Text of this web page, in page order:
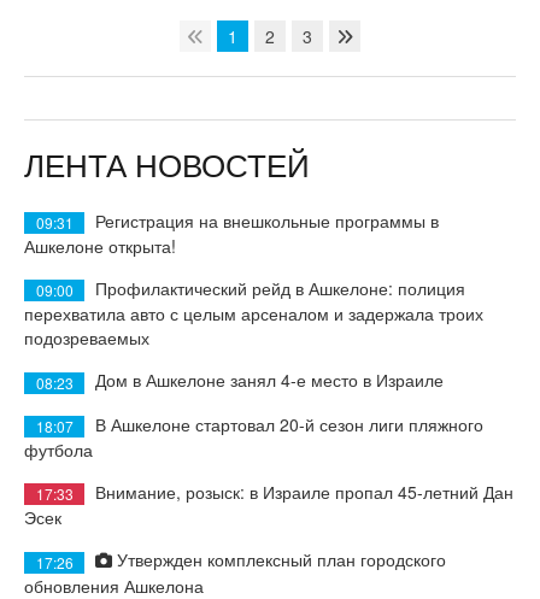
1 2 3
ЛЕНТА НОВОСТЕЙ
09:31
Регистрация на внешкольные программы в
Ашкелоне открыта!
09:00
Профилактический рейд в Ашкелоне: полиция
перехватила авто с целым арсеналом и задержала троих
подозреваемых
08:23 Дом в Ашкелоне занял 4-е место в Израиле
18:07
В Ашкелоне стартовал 20-й сезон лиги пляжного
футбола
17:33
Внимание, розыск: в Израиле пропал 45-летний Дан
Эсек
17:26
Утвержден комплексный план городского
обновления Ашкелона